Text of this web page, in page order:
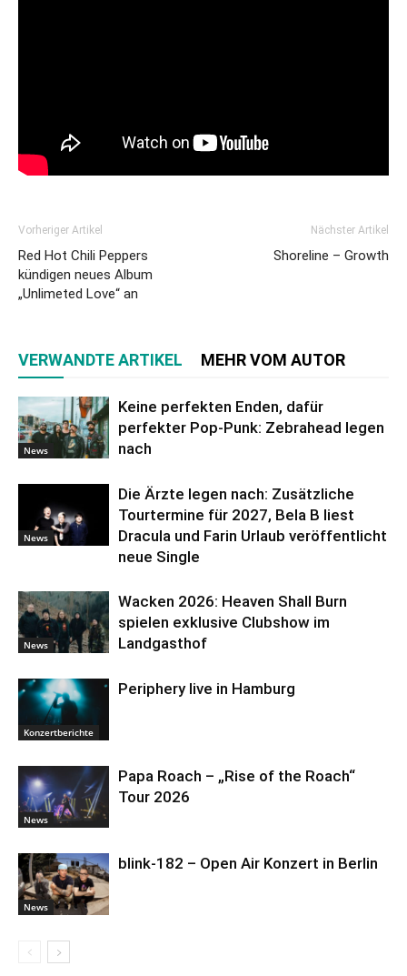
Vorheriger Artikel
Red Hot Chili Peppers
kündigen neues Album
„Unlimeted Love“ an
Nächster Artikel
Shoreline – Growth
VERWANDTE ARTIKEL MEHR VOM AUTOR
News
Keine perfekten Enden, dafür
perfekter Pop-Punk: Zebrahead legen
nach
News
Die Ärzte legen nach: Zusätzliche
Tourtermine für 2027, Bela B liest
Dracula und Farin Urlaub veröffentlicht
neue Single
News
Wacken 2026: Heaven Shall Burn
spielen exklusive Clubshow im
Landgasthof
Konzertberichte
Periphery live in Hamburg
News
Papa Roach – „Rise of the Roach“
Tour 2026
News
blink-182 – Open Air Konzert in Berlin